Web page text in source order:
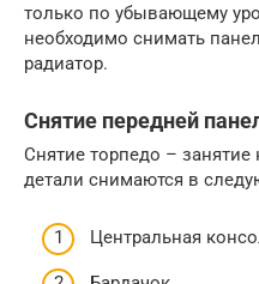
только по убывающему
необходимо снимать
радиатор.
Снятие передней
Снятие торпедо – занятие
детали снимаются в
Центральная